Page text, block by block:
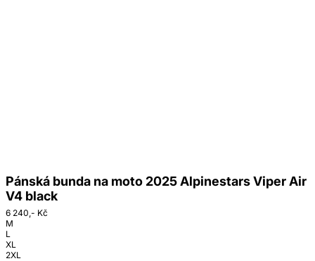
Pánská bunda na moto 2025 Alpinestars Viper Air
V4 black
6 240,- Kč
M
L
XL
2XL